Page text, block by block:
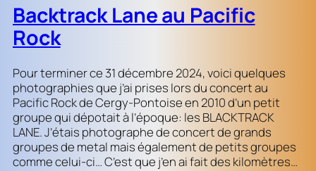
Backtrack Lane au Pacific
Rock
Pour terminer ce 31 décembre 2024, voici quelques
photographies que j’ai prises lors du concert au
Pacific Rock de Cergy-Pontoise en 2010 d’un petit
groupe qui dépotait à l’époque: les BLACKTRACK
LANE. J’étais photographe de concert de grands
groupes de metal mais également de petits groupes
comme celui-ci… C’est que j’en ai fait des kilomètres…